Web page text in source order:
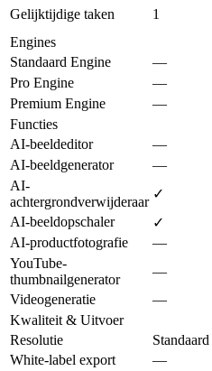
Gelijktijdige taken 1
Engines
Standaard Engine
—
Pro Engine
—
Premium Engine
—
Functies
AI-beeldeditor
—
AI-beeldgenerator
—
AI-
achtergrondverwijderaar
✓
AI-beeldopschaler
✓
AI-productfotografie
—
YouTube-
thumbnailgenerator
—
Videogeneratie
—
Kwaliteit & Uitvoer
Resolutie
Standaard
White-label export
—